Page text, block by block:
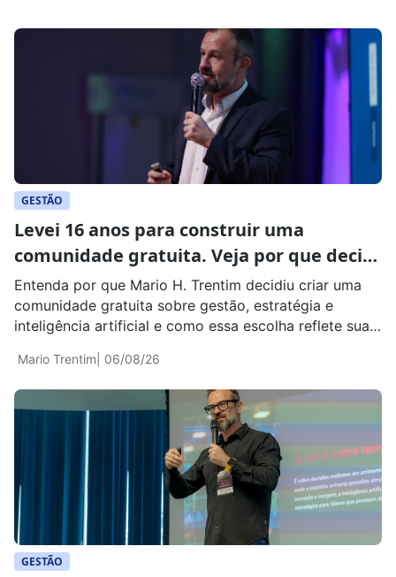
GESTÃO
Levei 16 anos para construir uma
comunidade gratuita. Veja por que decidi
abrir esse conhecimento
Mario Trentim | 06/08/26
Entenda por que Mario H. Trentim decidiu criar uma
comunidade gratuita sobre gestão, estratégia e
inteligência artificial e como essa escolha reflete sua
desenvolvimento profissional.
GESTÃO